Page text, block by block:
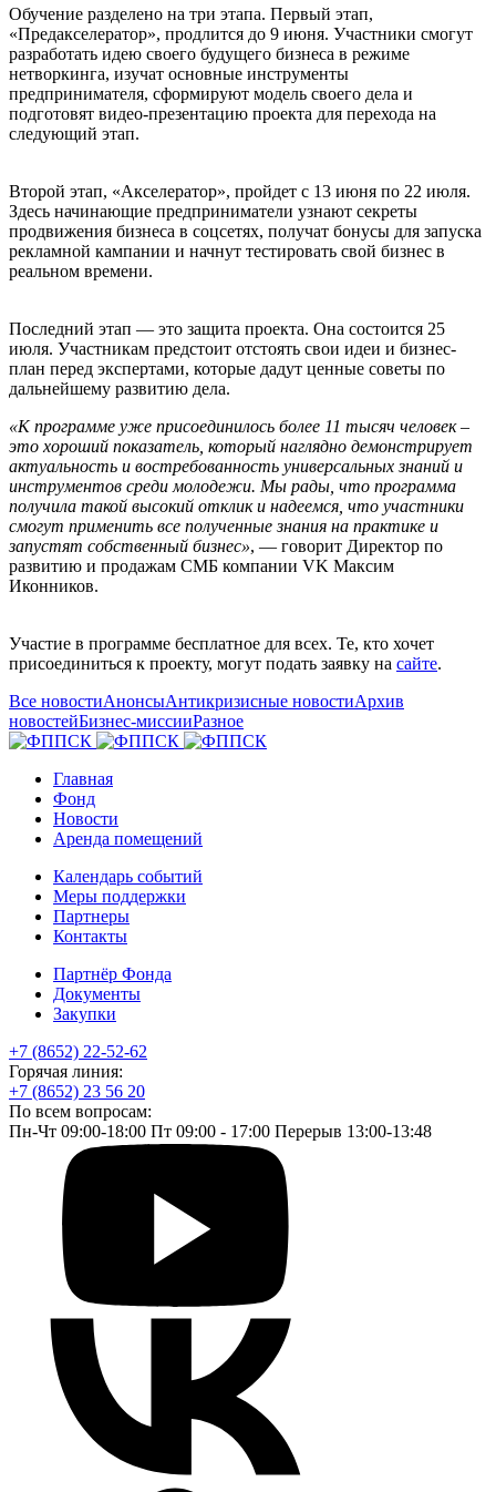
Обучение разделено на три этапа. Первый этап,
«Предакселератор», продлится до 9 июня. Участники смогут
разработать идею своего будущего бизнеса в режиме
нетворкинга, изучат основные инструменты
предпринимателя, сформируют модель своего дела и
подготовят видео-презентацию проекта для перехода на
следующий этап.
Второй этап, «Акселератор», пройдет с 13 июня по 22 июля.
Здесь начинающие предприниматели узнают секреты
продвижения бизнеса в соцсетях, получат бонусы для запуска
рекламной кампании и начнут тестировать свой бизнес в
реальном времени.
Последний этап — это защита проекта. Она состоится 25
июля. Участникам предстоит отстоять свои идеи и бизнес-
план перед экспертами, которые дадут ценные советы по
дальнейшему развитию дела.
«К программе уже присоединилось более 11 тысяч человек –
это хороший показатель, который наглядно демонстрирует
актуальность и востребованность универсальных знаний и
инструментов среди молодежи. Мы рады, что программа
получила такой высокий отклик и надеемся, что участники
смогут применить все полученные знания на практике и
запустят собственный бизнес», — говорит Директор по
развитию и продажам СМБ компании VK Максим
Иконников.
Участие в программе бесплатное для всех. Те, кто хочет
присоединиться к проекту, могут подать заявку на сайте.
Все новостиАнонсыАнтикризисные новостиАрхив
новостейБизнес-миссииРазное
Главная
Фонд
Новости
Аренда помещений
Календарь событий
Меры поддержки
Партнеры
Контакты
Партнёр Фонда
Документы
Закупки
+7 (8652) 22-52-62
Горячая линия:
+7 (8652) 23 56 20
По всем вопросам:
Пн-Чт 09:00-18:00 Пт 09:00 - 17:00 Перерыв 13:00-13:48